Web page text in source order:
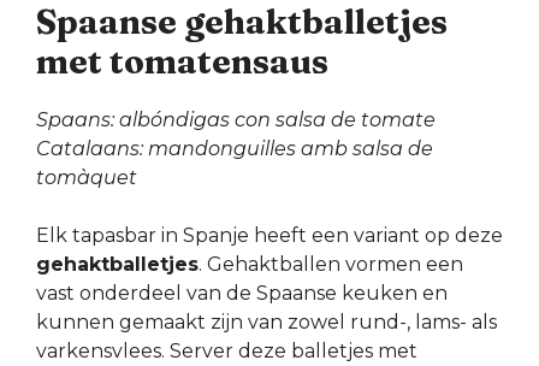
Spaanse gehaktballetjes
met tomatensaus
Spaans: albóndigas con salsa de tomate
Catalaans: mandonguilles amb salsa de
tomàquet
Elk tapasbar in Spanje heeft een variant op deze
gehaktballetjes. Gehaktballen vormen een
vast onderdeel van de Spaanse keuken en
kunnen gemaakt zijn van zowel rund-, lams- als
varkensvlees. Server deze balletjes met